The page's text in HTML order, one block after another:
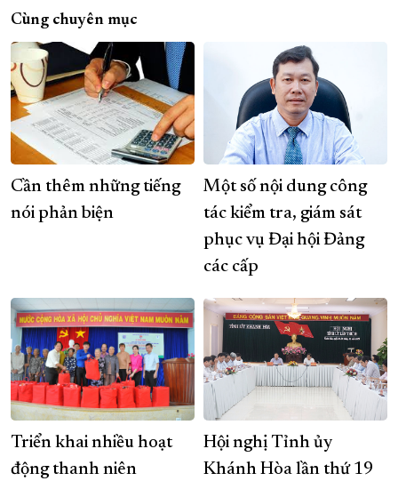
Cùng chuyên mục
Cần thêm những tiếng
nói phản biện
Một số nội dung công
tác kiểm tra, giám sát
phục vụ Đại hội Đảng
các cấp
Triển khai nhiều hoạt
động thanh niên
Hội nghị Tỉnh ủy
Khánh Hòa lần thứ 19